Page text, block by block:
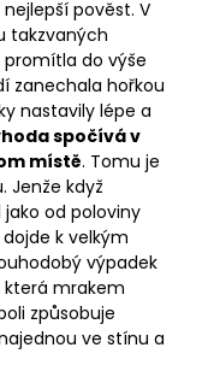
pověst. V
takzvaných
promítla do výše
zanechala hořkou
nastavily lépe a
spočívá v
místě. Tomu je
Jenže když
od poloviny
k velkým
výpadek
která mrakem
způsobuje
ve stínu a